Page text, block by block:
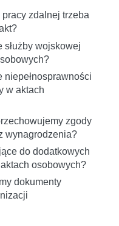
zdalnej trzeba
służby wojskowej
niepełnosprawności
w aktach
zgody
wynagrodzenia?
do dodatkowych
osobowych?
dokumenty